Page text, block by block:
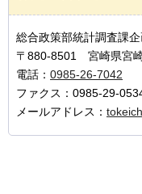
総合政策部統計調査課
〒880-8501 宮崎県宮
電話： 0985-26-7042
ファクス：0985-29-
メールアドレス：